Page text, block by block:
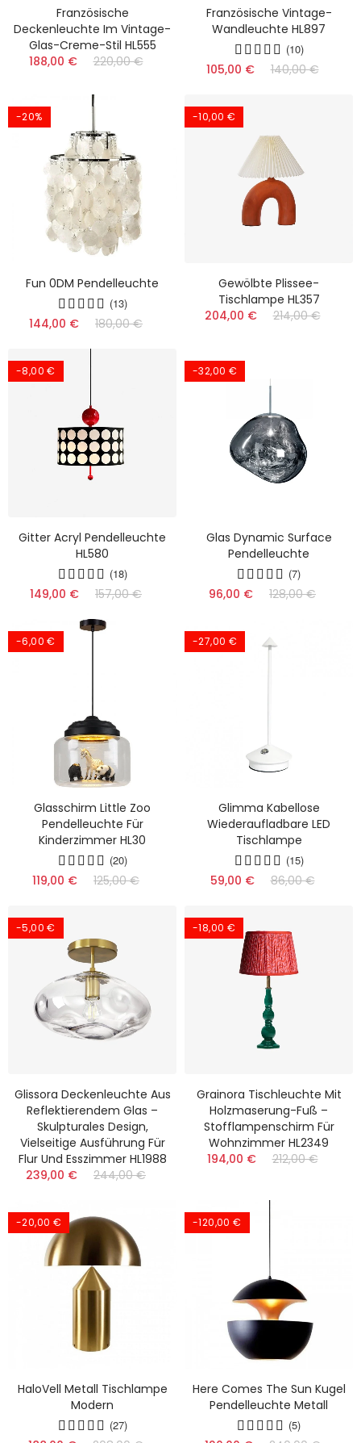
Französische
Deckenleuchte Im Vintage-
Glas-Creme-Stil HL555
188,00 €
220,00 €
Französische Vintage-
Wandleuchte HL897
(10)
105,00 € 140,00 €
-20%
Fun 0DM Pendelleuchte
(13)
144,00 € 180,00 €
-10,00 €
Gewölbte Plissee-
Tischlampe HL357
204,00 €
214,00 €
-8,00 €
Gitter Acryl Pendelleuchte
HL580
(18)
149,00 € 157,00 €
-32,00 €
Glas Dynamic Surface
Pendelleuchte
(7)
96,00 € 128,00 €
-6,00 €
Glasschirm Little Zoo
Pendelleuchte Für
Kinderzimmer HL30
(20)
119,00 € 125,00 €
-27,00 €
Glimma Kabellose
Wiederaufladbare LED
Tischlampe
(15)
59,00 € 86,00 €
-5,00 €
Glissora Deckenleuchte Aus
Reflektierendem Glas –
Skulpturales Design,
Vielseitige Ausführung Für
Flur Und Esszimmer HL1988
239,00 €
244,00 €
-18,00 €
Grainora Tischleuchte Mit
Holzmaserung-Fuß –
Stofflampenschirm Für
Wohnzimmer HL2349
194,00 €
212,00 €
-20,00 €
HaloVell Metall Tischlampe
Modern
(27)
-120,00 €
Here Comes The Sun Kugel
Pendelleuchte Metall
(5)